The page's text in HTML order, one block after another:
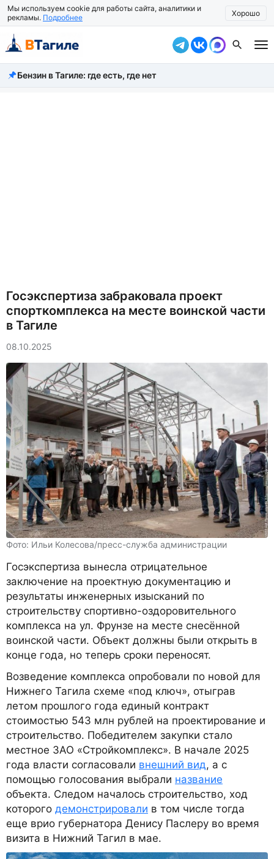
Мы используем cookie для работы сайта, аналитики и
рекламы. Подробнее Хорошо
Все новости
Бензин в Тагиле: где есть, где нет
Госэкспертиза забраковала проект
спорткомплекса на месте воинской части
в Тагиле
08.10.2025
Фото: Ильи Колесова/пресс-служба администрации
Госэкспертиза вынесла отрицательное
заключение на проектную документацию и
результаты инженерных изысканий по
строительству спортивно-оздоровительного
комплекса на ул. Фрунзе на месте снесённой
воинской части. Объект должны были открыть в
конце года, но теперь сроки переносят.
Возведение комплекса опробовали по новой для
Нижнего Тагила схеме «под ключ», отыграв
летом прошлого года единый контракт
стоимостью 543 млн рублей на проектирование и
строительство. Победителем закупки стало
местное ЗАО «Стройкомплекс». В начале 2025
года власти согласовали внешний вид, а с
помощью голосования выбрали название
объекта. Следом началось строительство, ход
которого демонстрировали в том числе тогда
еще врио губернатора Денису Паслеру во время
визита в Нижний Тагил в мае.